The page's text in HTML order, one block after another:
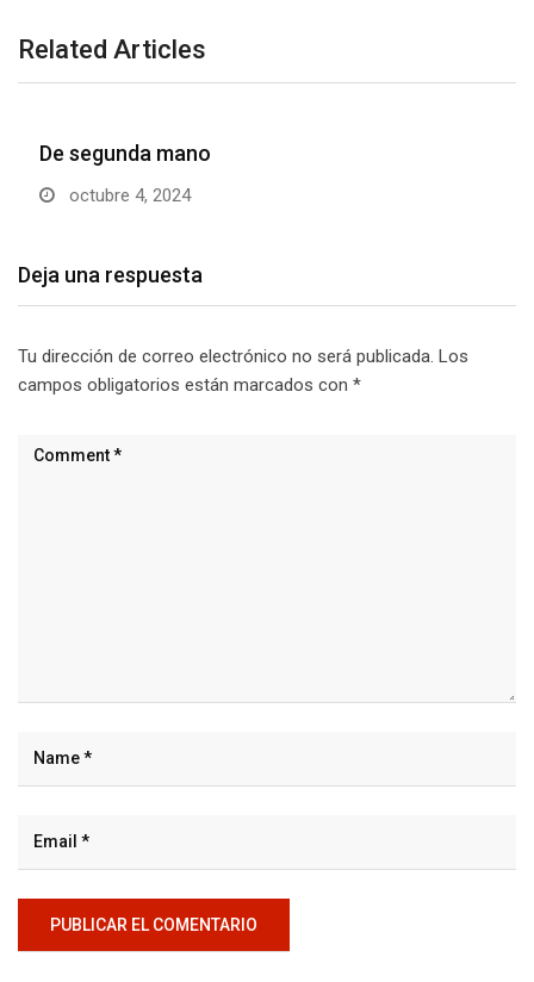
Related Articles
De segunda mano
octubre 4, 2024
Deja una respuesta
Tu dirección de correo electrónico no será publicada. Los
campos obligatorios están marcados con *